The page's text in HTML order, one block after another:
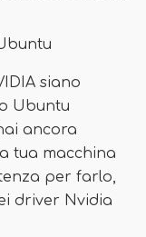
siano
Ubuntu
ancora
tua macchina
per farlo,
driver Nvidia